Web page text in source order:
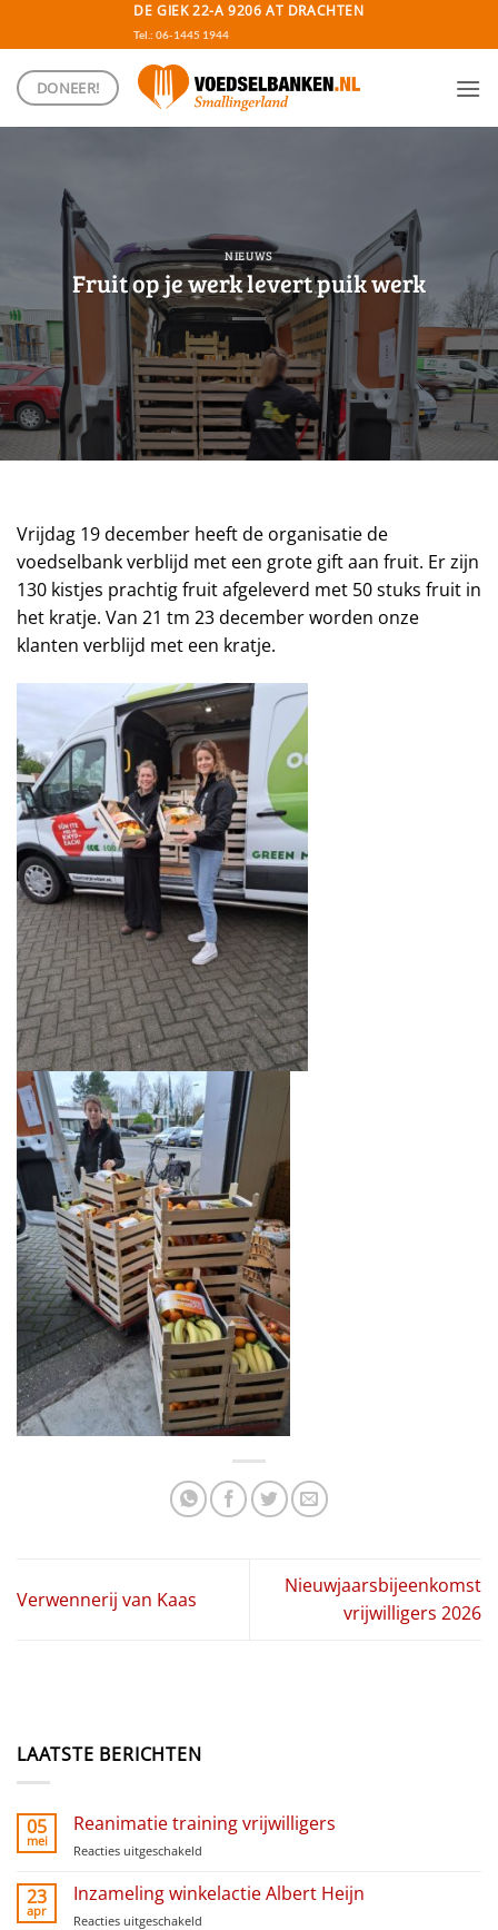
inhoud
DE GIEK 22-A 9206 AT DRACHTEN
Tel.: 06-1445 1944
DONEER!
NIEUWS
Fruit op je werk levert puik werk
Vrijdag 19 december heeft de organisatie de
voedselbank verblijd met een grote gift aan fruit. Er zijn
130 kistjes prachtig fruit afgeleverd met 50 stuks fruit in
het kratje. Van 21 tm 23 december worden onze
klanten verblijd met een kratje.
Verwennerij van Kaas
Nieuwjaarsbijeenkomst
vrijwilligers 2026
LAATSTE BERICHTEN
05
mei
Reanimatie training vrijwilligers
Reacties uitgeschakeld
training
23
apr
Inzameling winkelactie Albert Heijn
Reacties uitgeschakeld